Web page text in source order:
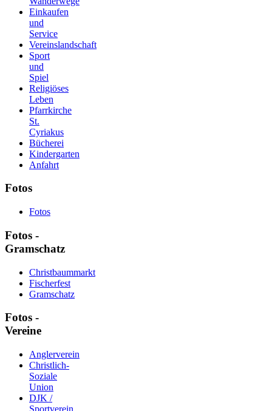
Einkaufen
und
Service
Vereinslandschaft
Sport
und
Spiel
Religiöses
Leben
Pfarrkirche
St.
Cyriakus
Bücherei
Kindergarten
Anfahrt
Fotos
Fotos
Fotos -
Gramschatz
Christbaummarkt
Fischerfest
Gramschatz
Fotos -
Vereine
Anglerverein
Christlich-
Soziale
Union
DJK /
Sportverein